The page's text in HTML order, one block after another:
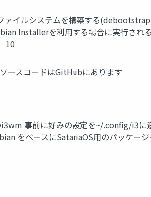
イルシステムを構築する
Installerを利用する場合に実行され
10
ースコードはGitHubにあります
事前に好みの設定を~/.config/i3に
をベースにSatariaOS用のパッケー